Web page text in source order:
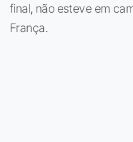
final, não esteve em
França.